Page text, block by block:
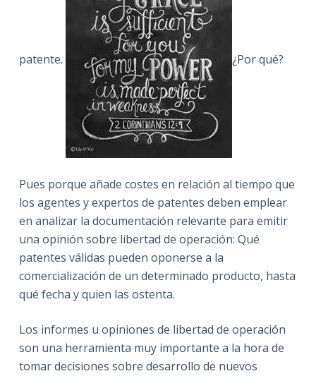
patente. ¿Por qué?
Pues porque añade costes en relación al tiempo que
los agentes y expertos de patentes deben emplear
en analizar la documentación relevante para emitir
una opinión sobre libertad de operación: Qué
patentes válidas pueden oponerse a la
comercialización de un determinado producto, hasta
qué fecha y quien las ostenta.
Los informes u opiniones de libertad de operación
son una herramienta muy importante a la hora de
tomar decisiones sobre desarrollo de nuevos